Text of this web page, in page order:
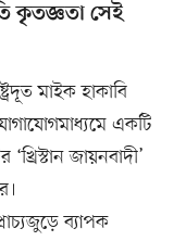
কৃতজ্ঞতা সেই
মাইক হাকাবি
একটি
জায়নবাদী’
ব্যাপক